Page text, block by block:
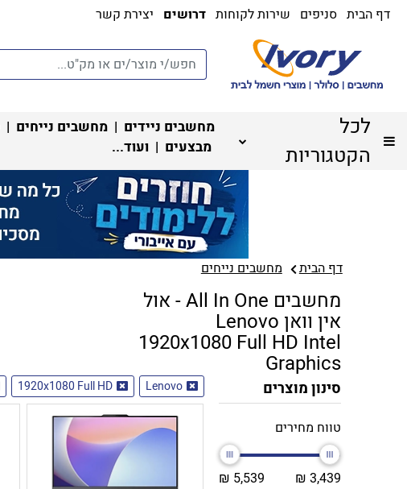
דף הבית סניפים שירות לקוחות דרושים יצירת קשר
לכל
הקטגוריות
מחשבים ניידים | מחשבים נייחים |
מבצעים | ועוד...
דף הבית מחשבים נייחים
מחשבים All In One - אול
אין וואן Lenovo
1920x1080 Full HD Intel
Graphics
סינון מוצרים
טווח מחירים
3,439 ₪
5,539 ₪
Lenovo
1920x1080 Full HD